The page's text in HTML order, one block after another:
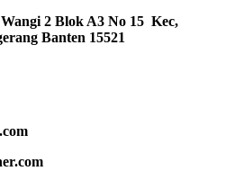
2 Blok A3 No 15 Kec,
Banten 15521